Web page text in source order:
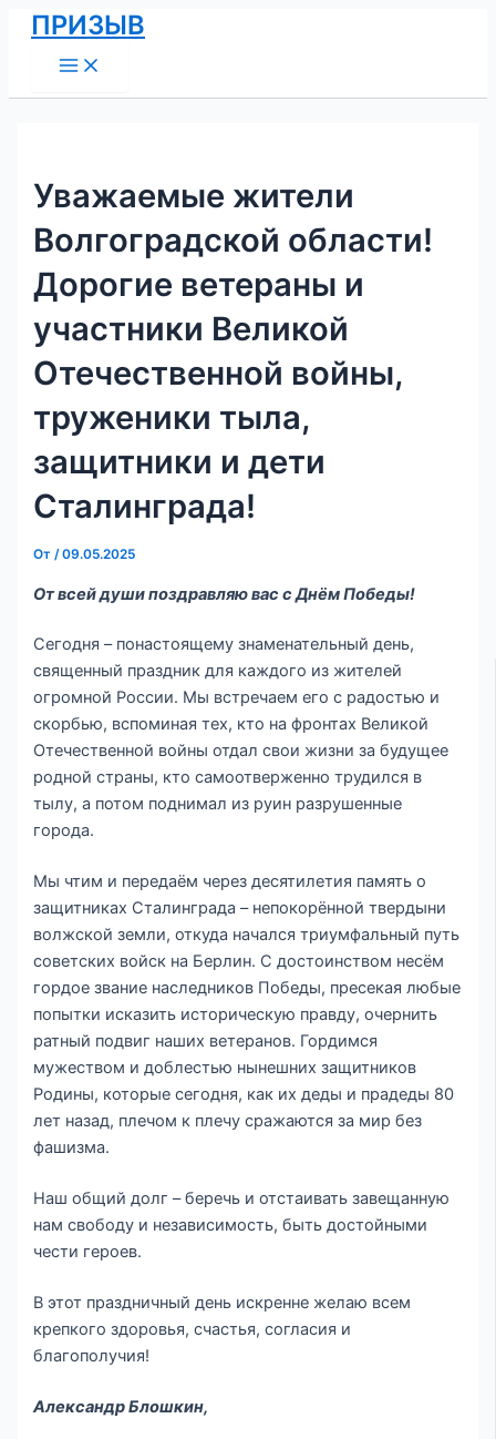
Перейти
содержимому
ПРИЗЫВ
Menu
Уважаемые жители
Волгоградской области!
Дорогие ветераны и
участники Великой
Отечественной войны,
труженики тыла,
защитники и дети
Сталинграда!
От/09.05.2025
От всей души поздравляю вас с Днём Победы!
Сегодня – по­настоящему знаменательный день,
священный праздник для каждого из жителей
огромной России. Мы встречаем его с радостью и
скорбью, вспоминая тех, кто на фронтах Великой
Отечественной войны отдал свои жизни за будущее
родной страны, кто самоотверженно трудился в
тылу, а потом поднимал из руин разрушенные
города.
Мы чтим и передаём через десятилетия память о
защитниках Сталинграда – непокорённой твердыни
волжской земли, откуда начался триумфальный путь
советских войск на Берлин. С достоинством несём
гордое звание наследников Победы, пресекая любые
попытки исказить историческую правду, очернить
ратный подвиг наших ветеранов. Гордимся
мужеством и доблестью нынешних защитников
Родины, которые сегодня, как их деды и прадеды 80
лет назад, плечом к плечу сражаются за мир без
фашизма.
Наш общий долг – беречь и отстаивать завещанную
нам свободу и независимость, быть достойными
чести героев.
В этот праздничный день искренне желаю всем
крепкого здоровья, счастья, согласия и
благополучия!
Александр Блошкин,
Навигация
по
записям